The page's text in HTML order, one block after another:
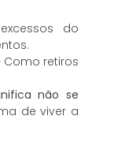
do
Como retiros
não se
de viver a